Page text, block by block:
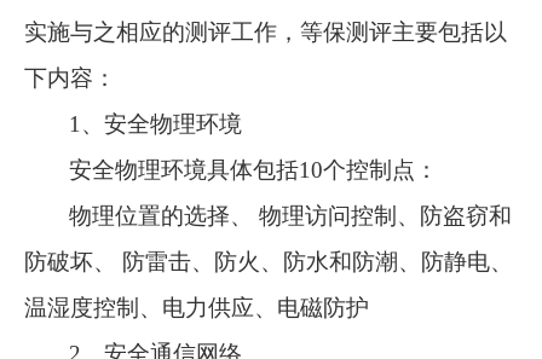
实施与之相应的测评工作，等保测评主要包括以
下内容：
1、安全物理环境
安全物理环境具体包括10个控制点：
物理位置的选择、
物理访问控制、防盗窃和
防破坏、
防雷击、防火、防水和防潮、防静电、
温湿度控制、电力供应、电磁防护
2、安全通信网络